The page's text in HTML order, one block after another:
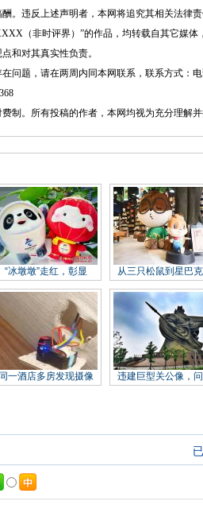
。违反上述声明者，本网将追究其相关法律
（非时评界）”的作品，均转载自其它媒体
和对其真实性负责。
题，请在两周内同本网联系，联系方式：电
。所有投稿的作者，本网均视为充分理解并
“冰墩墩”走红，彰显 从三只松鼠到星巴
同一酒店多房发现摄像 违建巨型关公像，